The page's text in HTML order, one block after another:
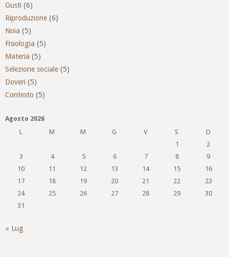
Gusti (6)
Riproduzione (6)
Noia (5)
Fisiologia (5)
Materia (5)
Selezione sociale (5)
Doveri (5)
Contesto (5)
Agosto 2026
L
M M G V S
D
1
2
3
4 5 6 7 8
9
10
11 12 13 14 15
16
17
18 19 20 21 22
23
24
25 26 27 28 29
30
31
« Lug